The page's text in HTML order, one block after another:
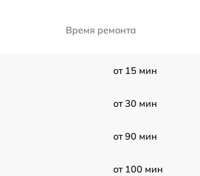
Время ремонта
от 15 мин
от 30 мин
от 90 мин
от 100 мин